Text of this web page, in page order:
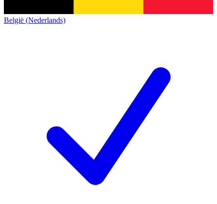
België (Nederlands)